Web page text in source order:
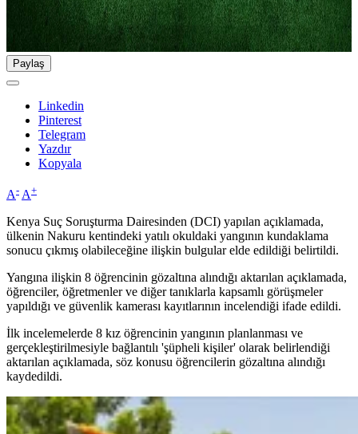
Paylaş
Linkedin
Pinterest
Telegram
Yazdır
Kopyala
A- A+
Kenya Suç Soruşturma Dairesinden (DCI) yapılan açıklamada,
ülkenin Nakuru kentindeki yatılı okuldaki yangının kundaklama
sonucu çıkmış olabileceğine ilişkin bulgular elde edildiği belirtildi.
Yangına ilişkin 8 öğrencinin gözaltına alındığı aktarılan açıklamada,
öğrenciler, öğretmenler ve diğer tanıklarla kapsamlı görüşmeler
yapıldığı ve güvenlik kamerası kayıtlarının incelendiği ifade edildi.
İlk incelemelerde 8 kız öğrencinin yangının planlanması ve
gerçekleştirilmesiyle bağlantılı 'şüpheli kişiler' olarak belirlendiği
aktarılan açıklamada, söz konusu öğrencilerin gözaltına alındığı
kaydedildi.